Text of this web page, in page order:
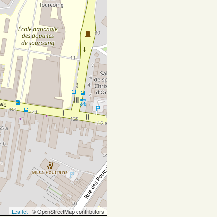
Leaflet| © OpenStreetMap contributors